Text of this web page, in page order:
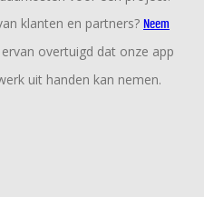
klanten en partners? Neem
overtuigd dat onze app
uit handen kan nemen.